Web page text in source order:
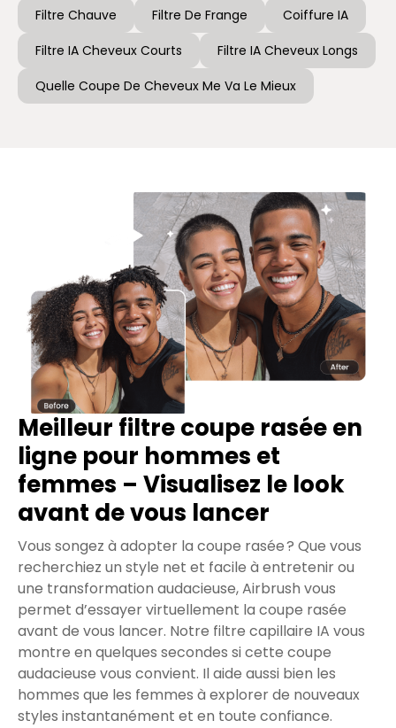
Filtre Chauve
Filtre De Frange
Coiffure IA
Filtre IA Cheveux Courts
Filtre IA Cheveux Longs
Quelle Coupe De Cheveux Me Va Le Mieux
Meilleur filtre coupe rasée en
ligne pour hommes et
femmes – Visualisez le look
avant de vous lancer
Vous songez à adopter la coupe rasée ? Que vous
recherchiez un style net et facile à entretenir ou
une transformation audacieuse, Airbrush vous
permet d’essayer virtuellement la coupe rasée
avant de vous lancer. Notre filtre capillaire IA vous
montre en quelques secondes si cette coupe
audacieuse vous convient. Il aide aussi bien les
hommes que les femmes à explorer de nouveaux
styles instantanément et en toute confiance.